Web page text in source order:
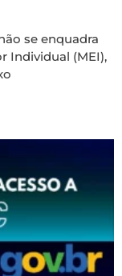
se enquadra
Individual (MEI),